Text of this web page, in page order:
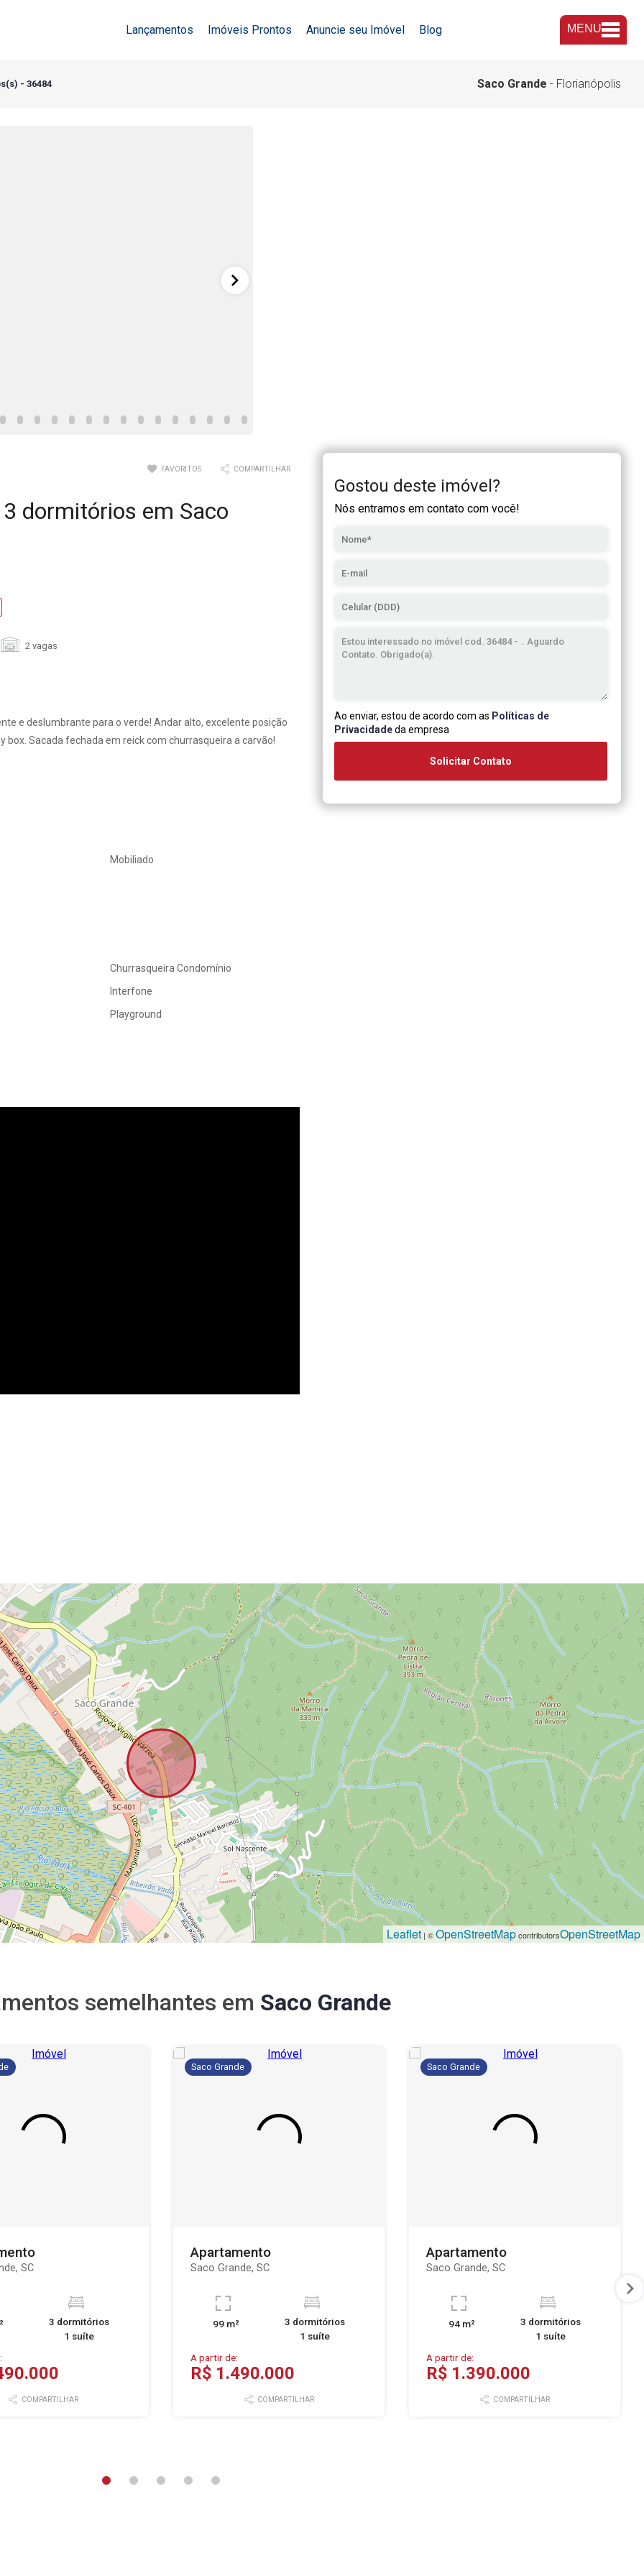
Lançamentos Imóveis Prontos Anuncie seu Imóvel Blog MENU
- 36484 Saco Grande - Florianópolis
FAVORITOS COMPARTILHAR
dormitórios em Saco
2 vagas
e deslumbrante para o verde! Andar alto, excelente posição
Sacada fechada em reick com churrasqueira a carvão!
Mobiliado
Churrasqueira Condomínio
Interfone
Playground
Gostou deste imóvel?
Nós entramos em contato com você!
Ao enviar, estou de acordo com as Políticas de
Privacidadeda empresa
Solicitar Contato
Leaflet| ©OpenStreetMapcontributorsOpenStreetMap
semelhantes em Saco Grande
SC
3 dormitórios
1 suíte
COMPARTILHAR
Saco Grande
Apartamento
Saco Grande, SC
99 m²
3 dormitórios
1 suíte
A partir de:
R$ 1.490.000
COMPARTILHAR
Saco Grande
Apartamento
Saco Grande, SC
94 m²
3 dormitórios
1 suíte
A partir de:
R$ 1.390.000
COMPARTILHAR